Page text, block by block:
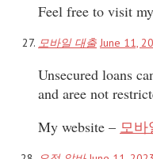
Feel free to visit
모바일 대출 June 11,
Unsecured loans
and aree not
My website – 모